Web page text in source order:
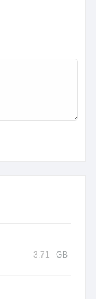
3.71 GB